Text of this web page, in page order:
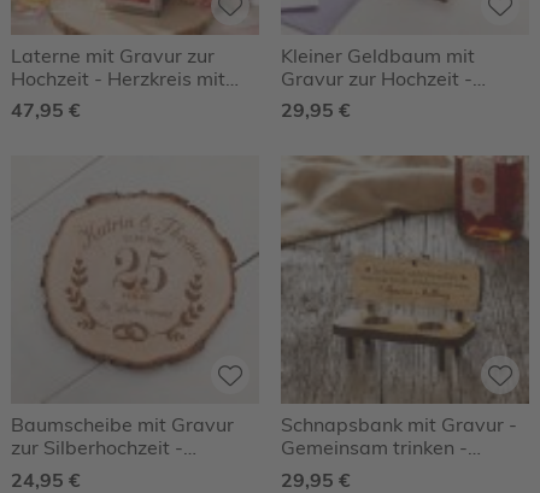
Laterne mit Gravur zur
Hochzeit - Herzkreis mit
Ringen
47,95 €
Kleiner Geldbaum mit
Gravur zur Hochzeit -
Herzen
29,95 €
Baumscheibe mit Gravur
zur Silberhochzeit -
Personalisiert
24,95 €
Schnapsbank mit Gravur -
Gemeinsam trinken -
Personalisiert
29,95 €